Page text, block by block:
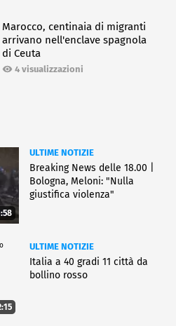
Marocco, centinaia di migranti
arrivano nell'enclave spagnola
di Ceuta
4 visualizzazioni
ULTIME NOTIZIE
Breaking News delle 18.00 |
Bologna, Meloni: "Nulla
giustifica violenza"
ULTIME NOTIZIE
Italia a 40 gradi 11 città da
bollino rosso